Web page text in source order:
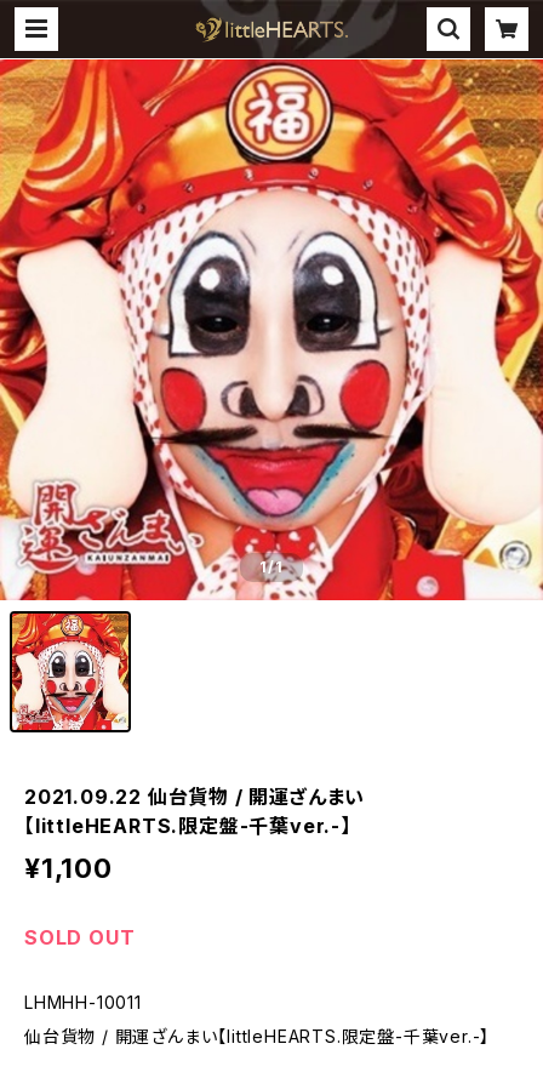
1/1
2021.09.22 仙台貨物 / 開運ざんまい
【littleHEARTS.限定盤-千葉ver.-】
¥1,100
SOLD OUT
LHMHH-10011
仙台貨物 / 開運ざんまい【littleHEARTS.限定盤-千葉ver.-】